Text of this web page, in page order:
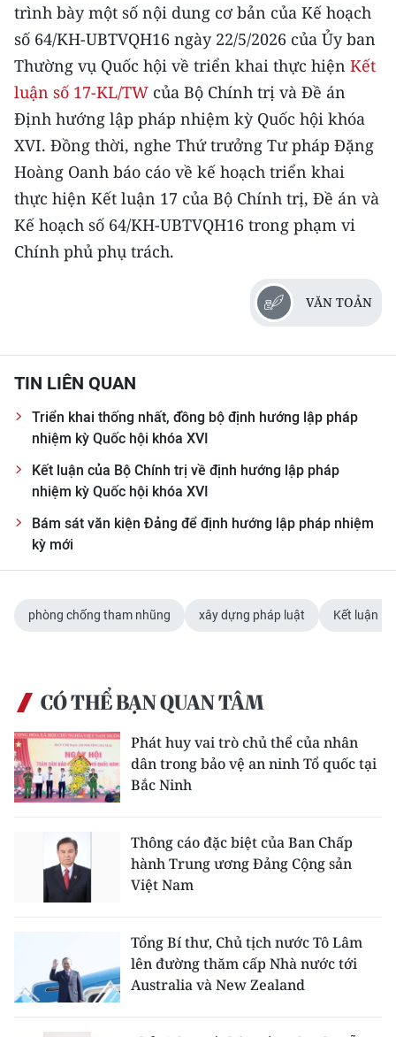
trình bày một số nội dung cơ bản của Kế hoạch
số 64/KH-UBTVQH16 ngày 22/5/2026 của Ủy ban
Thường vụ Quốc hội về triển khai thực hiện Kết
luận số 17-KL/TW của Bộ Chính trị và Đề án
Định hướng lập pháp nhiệm kỳ Quốc hội khóa
XVI. Đồng thời, nghe Thứ trưởng Tư pháp Đặng
Hoàng Oanh báo cáo về kế hoạch triển khai
thực hiện Kết luận 17 của Bộ Chính trị, Đề án và
Kế hoạch số 64/KH-UBTVQH16 trong phạm vi
Chính phủ phụ trách.
VĂN TOẢN
TIN LIÊN QUAN
Triển khai thống nhất, đồng bộ định hướng lập pháp
nhiệm kỳ Quốc hội khóa XVI
Kết luận của Bộ Chính trị về định hướng lập pháp
nhiệm kỳ Quốc hội khóa XVI
Bám sát văn kiện Đảng để định hướng lập pháp nhiệm
kỳ mới
phòng chống tham nhũng xây dựng pháp luật Kết luận
CÓ THỂ BẠN QUAN TÂM
Phát huy vai trò chủ thể của nhân
dân trong bảo vệ an ninh Tổ quốc tại
Bắc Ninh
Thông cáo đặc biệt của Ban Chấp
hành Trung ương Đảng Cộng sản
Việt Nam
Tổng Bí thư, Chủ tịch nước Tô Lâm
lên đường thăm cấp Nhà nước tới
Australia và New Zealand